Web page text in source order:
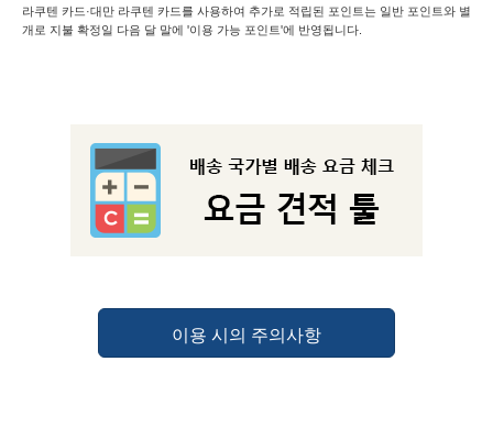
라쿠텐 카드·대만 라쿠텐 카드를 사용하여 추가로 적립된 포인트는 일반 포인트와 별
개로 지불 확정일 다음 달 말에 '이용 가능 포인트'에 반영됩니다.
이용 시의 주의사항